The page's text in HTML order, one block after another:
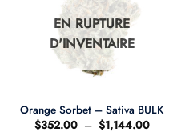
EN RUPTURE
D'INVENTAIRE
Orange Sorbet – Sativa BULK
$352.00 – $1,144.00Plage